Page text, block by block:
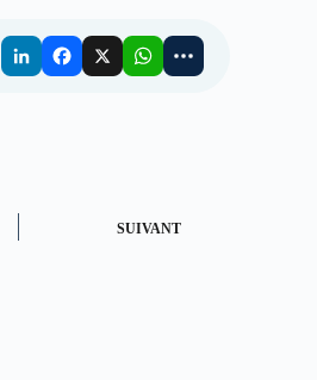
SUIVANT